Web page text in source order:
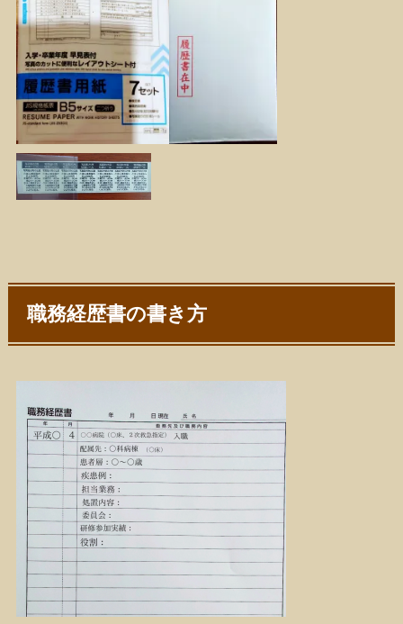
職務経歴書の書き方